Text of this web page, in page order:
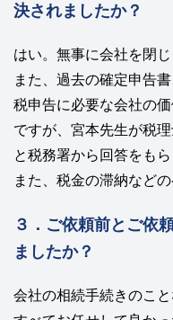
決されましたか？
はい。無事に会社を閉
また、過去の確定申告
税申告に必要な会社の
ですが、宮本先生が税
と税務署から回答をもら
また、税金の滞納など
３．ご依頼前とご依
ましたか？
会社の相続手続きのこ